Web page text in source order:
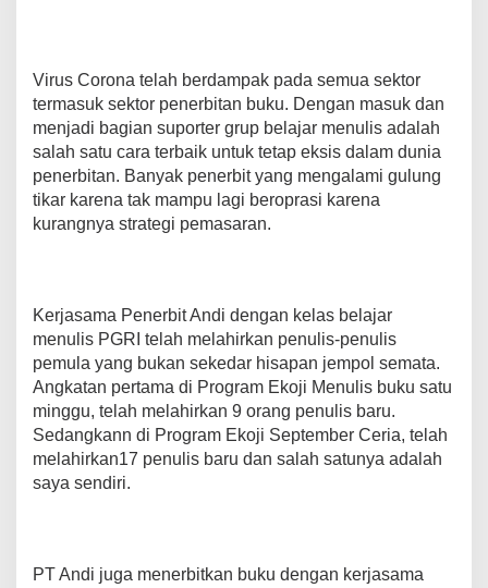
Virus Corona telah berdampak pada semua sektor
termasuk sektor penerbitan buku. Dengan masuk dan
menjadi bagian suporter grup belajar menulis adalah
salah satu cara terbaik untuk tetap eksis dalam dunia
penerbitan. Banyak penerbit yang mengalami gulung
tikar karena tak mampu lagi beroprasi karena
kurangnya strategi pemasaran.
Kerjasama Penerbit Andi dengan kelas belajar
menulis PGRI telah melahirkan penulis-penulis
pemula yang bukan sekedar hisapan jempol semata.
Angkatan pertama di Program Ekoji Menulis buku satu
minggu, telah melahirkan 9 orang penulis baru.
Sedangkann di Program Ekoji September Ceria, telah
melahirkan17 penulis baru dan salah satunya adalah
saya sendiri.
PT Andi juga menerbitkan buku dengan kerjasama